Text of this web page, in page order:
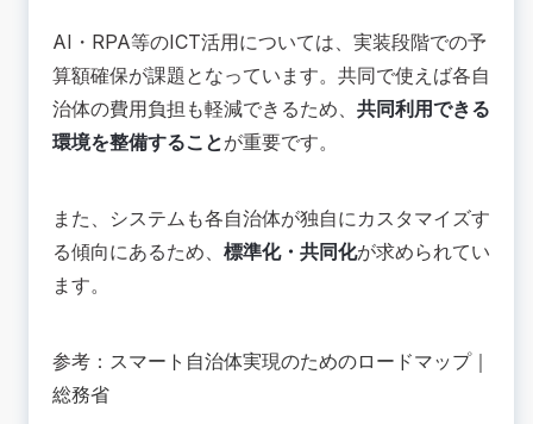
AI・RPA等のICT活用については、実装段階での予
算額確保が課題となっています。共同で使えば各自
治体の費用負担も軽減できるため、 共同利用できる
環境を整備することが重要です。
また、システムも各自治体が独自にカスタマイズす
る傾向にあるため、 標準化・共同化が求められてい
ます。
参考： スマート自治体実現のためのロードマップ｜
総務省